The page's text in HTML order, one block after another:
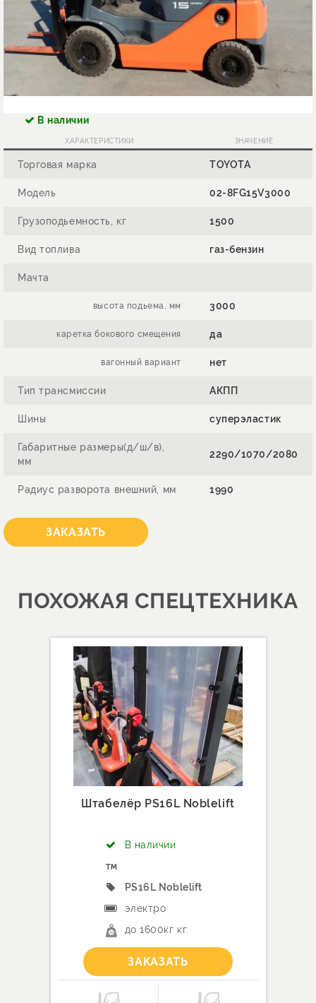
В наличии
ХАРАКТЕРИСТИКИ ЗНАЧЕНИЕ
Торговая марка TOYOTA
Модель 02-8FG15V3000
Грузоподьемность, кг 1500
Вид топлива газ-бензин
Мачта
высота подьема, мм 3000
каретка бокового смещения да
вагонный вариант нет
Тип трансмиссии АКПП
Шины суперэластик
Габаритные размеры(д/ш/в),
мм
2290/1070/2080
Радиус разворота внешний, мм 1990
ЗАКАЗАТЬ
ПОХОЖАЯ СПЕЦТЕХНИКА
Штабелёр PS16L Noblelift
В наличии
PS16L Noblelift
электро
до 1600кг кг.
ЗАКАЗАТЬ